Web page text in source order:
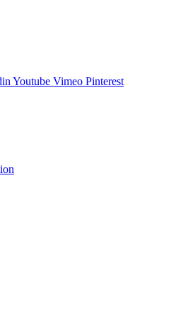
Youtube Vimeo Pinterest